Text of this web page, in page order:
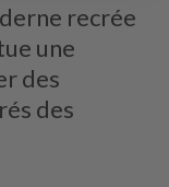
recrée
une
des
des